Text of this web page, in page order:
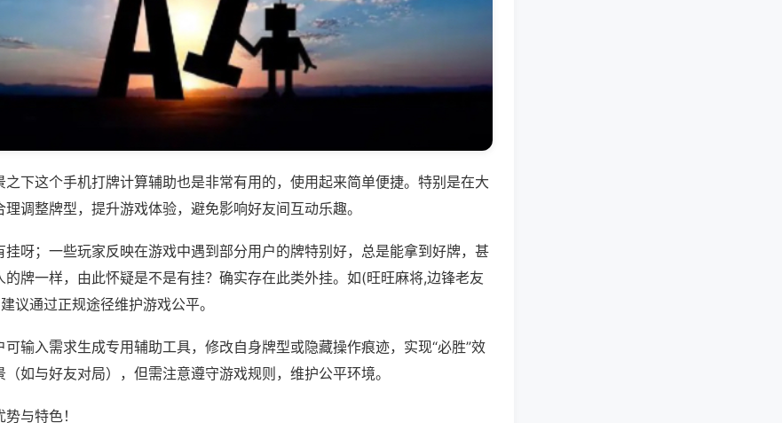
之下这个手机打牌计算辅助也是非常有用的，使用起来简单便捷。特别是在大
调整牌型，提升游戏体验，避免影响好友间互动乐趣。
挂呀；一些玩家反映在游戏中遇到部分用户的牌特别好，总是能拿到好牌，甚
的牌一样，由此怀疑是不是有挂？确实存在此类外挂。如(旺旺麻将,边锋老友
议通过正规途径维护游戏公平。
可输入需求生成专用辅助工具，修改自身牌型或隐藏操作痕迹，实现“必胜”效
如与好友对局），但需注意遵守游戏规则，维护公平环境。
与特色！